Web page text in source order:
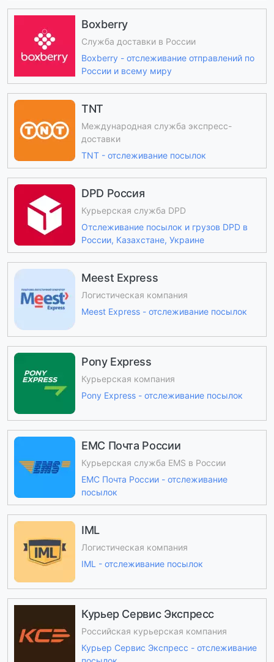
Boxberry
Служба доставки в России
Boxberry - отслеживание отправлений по
России и всему миру
TNT
Международная служба экспресс-
доставки
TNT - отслеживание посылок
DPD Россия
Курьерская служба DPD
Отслеживание посылок и грузов DPD в
России, Казахстане, Украине
Meest Express
Логистическая компания
Meest Express - отслеживание посылок
Pony Express
Курьерская компания
Pony Express - отслеживание посылок
ЕМС Почта России
Курьерская служба EMS в России
ЕМС Почта России - отслеживание
посылок
IML
Логистическая компания
IML - отслеживание посылок
Курьер Сервис Экспресс
Российская курьерская компания
Курьер Сервис Экспресс - отслеживание